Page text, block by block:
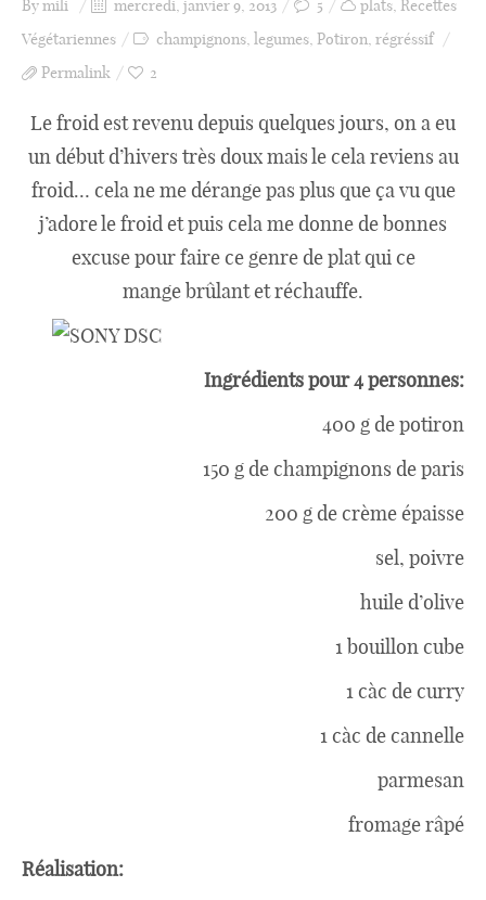
Bymili mercredi, janvier 9, 2013 5 plats, Recettes
Végétariennes
champignons, legumes, Potiron, régréssif
Permalink
2
Le froid est revenu depuis quelques jours, on a eu
un début d’hivers très doux mais le cela reviens au
froid… cela ne me dérange pas plus que ça vu que
j’adore le froid et puis cela me donne de bonnes
excuse pour faire ce genre de plat qui ce
mange brûlant et réchauffe.
Ingrédients pour 4 personnes:
400 g de potiron
150 g de champignons de paris
200 g de crème épaisse
sel, poivre
huile d’olive
1 bouillon cube
1 càc de curry
1 càc de cannelle
parmesan
fromage râpé
Réalisation: